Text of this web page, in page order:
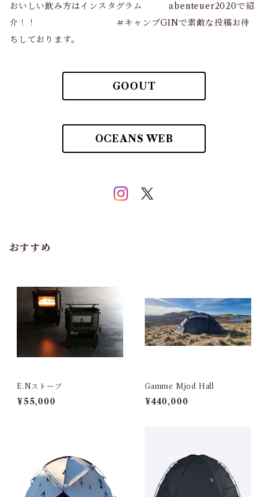
おいしい飲み方はインスタグラム abenteuer2020で紹
介！！ ＃キャンプGINで素敵な投稿お待
ちしております。
GOOUT
OCEANS WEB
おすすめ
E.Nストーブ
¥55,000
Gamme Mjod Hall
¥440,000